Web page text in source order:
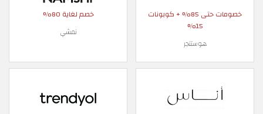
خصومات حتى 85% + كوبونات
15%
هوستنجر
خصم لغاية 80%
نمشي